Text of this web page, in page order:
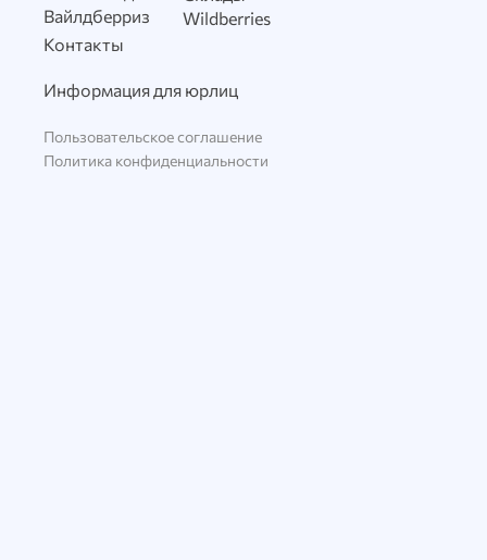
Вайлдберриз
Wildberries
Контакты
Информация для юрлиц
Пользовательское соглашение
Политика конфиденциальности